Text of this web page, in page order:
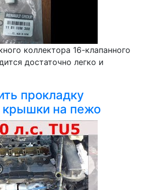
коллектора 16-клапанного
достаточно легко и
прокладку
крышки на пежо